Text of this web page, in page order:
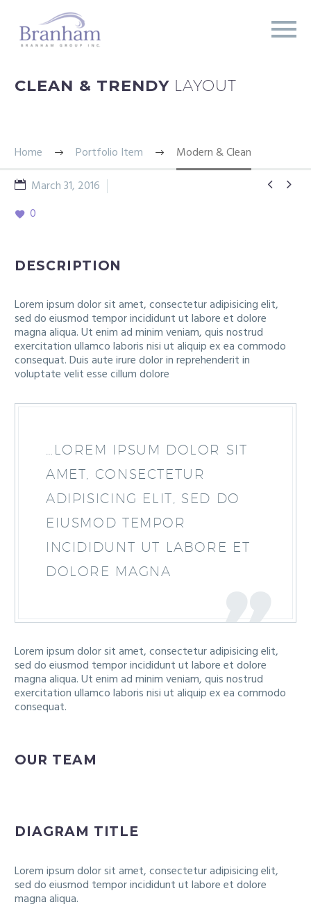
CLEAN & TRENDY LAYOUT
Home Portfolio Item Modern & Clean
 
March 31, 2016
0
DESCRIPTION
Lorem ipsum dolor sit amet, consectetur adipisicing elit,
sed do eiusmod tempor incididunt ut labore et dolore
magna aliqua. Ut enim ad minim veniam, quis nostrud
exercitation ullamco laboris nisi ut aliquip ex ea commodo
consequat. Duis aute irure dolor in reprehenderit in
voluptate velit esse cillum dolore
…LOREM IPSUM DOLOR SIT
AMET, CONSECTETUR
ADIPISICING ELIT, SED DO
EIUSMOD TEMPOR
INCIDIDUNT UT LABORE ET
DOLORE MAGNA
Lorem ipsum dolor sit amet, consectetur adipisicing elit,
sed do eiusmod tempor incididunt ut labore et dolore
magna aliqua. Ut enim ad minim veniam, quis nostrud
exercitation ullamco laboris nisi ut aliquip ex ea commodo
consequat.
OUR TEAM
DIAGRAM TITLE
Lorem ipsum dolor sit amet, consectetur adipisicing elit,
sed do eiusmod tempor incididunt ut labore et dolore
magna aliqua.